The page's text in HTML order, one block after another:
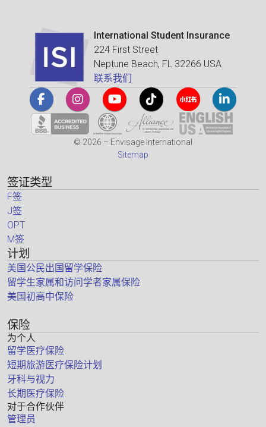
International Student Insurance
224 First Street
Neptune Beach, FL 32266 USA
联系我们
© 2026 – Envisage International
Sitemap
签证类型
F签
J签
OPT
M签
计划
美国公民出国留学保险
留学生家属和访问学者家属保险
美国初高中保险
保险
为个人
留学医疗保险
短期旅游医疗保险计划
牙科与视力
长期医疗保险
对于合作伙伴
管理员